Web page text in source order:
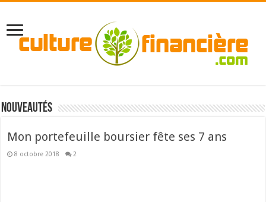
Nouveautés
Mon portefeuille boursier fête ses 7 ans
8 octobre 2018 2